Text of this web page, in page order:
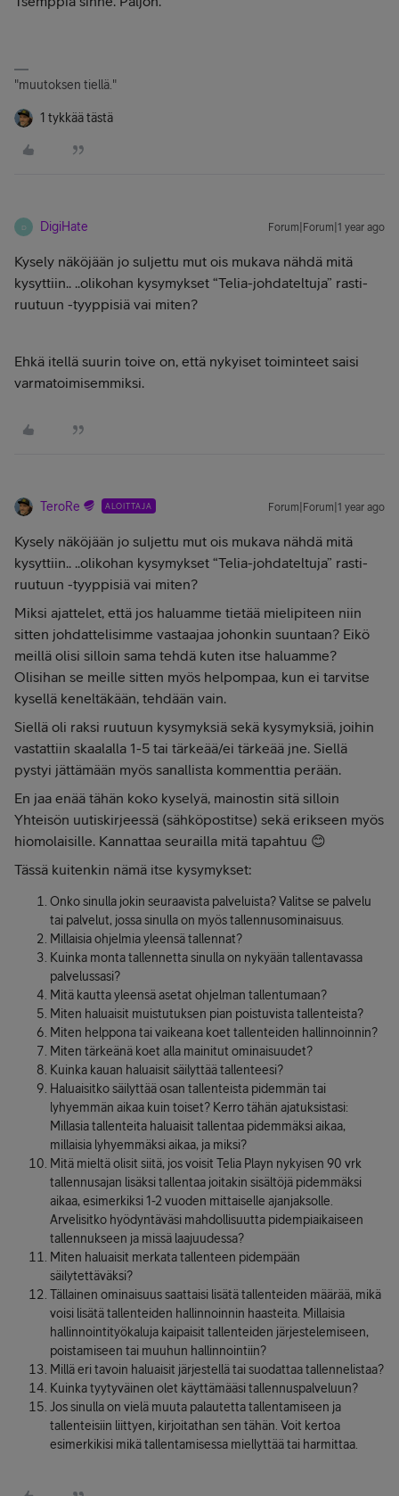
"muutoksen tiellä."
1 tykkää tästä
D DigiHate Forum|Forum|1 year ago
Kysely näköjään jo suljettu mut ois mukava nähdä mitä
kysyttiin.. ..olikohan kysymykset “Telia-johdateltuja” rasti-
ruutuun -tyyppisiä vai miten?
Ehkä itellä suurin toive on, että nykyiset toiminteet saisi
varmatoimisemmiksi.
TeroRe ALOITTAJA Forum|Forum|1 year ago
Kysely näköjään jo suljettu mut ois mukava nähdä mitä
kysyttiin.. ..olikohan kysymykset “Telia-johdateltuja” rasti-
ruutuun -tyyppisiä vai miten?
Miksi ajattelet, että jos haluamme tietää mielipiteen niin
sitten johdattelisimme vastaajaa johonkin suuntaan? Eikö
meillä olisi silloin sama tehdä kuten itse haluamme?
Olisihan se meille sitten myös helpompaa, kun ei tarvitse
kysellä keneltäkään, tehdään vain.
Siellä oli raksi ruutuun kysymyksiä sekä kysymyksiä, joihin
vastattiin skaalalla 1-5 tai tärkeää/ei tärkeää jne. Siellä
pystyi jättämään myös sanallista kommenttia perään.
En jaa enää tähän koko kyselyä, mainostin sitä silloin
Yhteisön uutiskirjeessä (sähköpostitse) sekä erikseen myös
hiomolaisille. Kannattaa seurailla mitä tapahtuu 😊
Tässä kuitenkin nämä itse kysymykset:
Onko sinulla jokin seuraavista palveluista? Valitse se palvelu
tai palvelut, jossa sinulla on myös tallennusominaisuus.
Millaisia ohjelmia yleensä tallennat?
Kuinka monta tallennetta sinulla on nykyään tallentavassa
palvelussasi?
Mitä kautta yleensä asetat ohjelman tallentumaan?
Miten haluaisit muistutuksen pian poistuvista tallenteista?
Miten helppona tai vaikeana koet tallenteiden hallinnoinnin?
Miten tärkeänä koet alla mainitut ominaisuudet?
Kuinka kauan haluaisit säilyttää tallenteesi?
Haluaisitko säilyttää osan tallenteista pidemmän tai
lyhyemmän aikaa kuin toiset? Kerro tähän ajatuksistasi:
Millasia tallenteita haluaisit tallentaa pidemmäksi aikaa,
millaisia lyhyemmäksi aikaa, ja miksi?
Mitä mieltä olisit siitä, jos voisit Telia Playn nykyisen 90 vrk
tallennusajan lisäksi tallentaa joitakin sisältöjä pidemmäksi
aikaa, esimerkiksi 1-2 vuoden mittaiselle ajanjaksolle.
Arvelisitko hyödyntäväsi mahdollisuutta pidempiaikaiseen
tallennukseen ja missä laajuudessa?
Miten haluaisit merkata tallenteen pidempään
säilytettäväksi?
Tällainen ominaisuus saattaisi lisätä tallenteiden määrää, mikä
voisi lisätä tallenteiden hallinnoinnin haasteita. Millaisia
hallinnointityökaluja kaipaisit tallenteiden järjestelemiseen,
poistamiseen tai muuhun hallinnointiin?
Millä eri tavoin haluaisit järjestellä tai suodattaa tallennelistaa?
Kuinka tyytyväinen olet käyttämääsi tallennuspalveluun?
Jos sinulla on vielä muuta palautetta tallentamiseen ja
tallenteisiin liittyen, kirjoitathan sen tähän. Voit kertoa
esimerkikisi mikä tallentamisessa miellyttää tai harmittaa.